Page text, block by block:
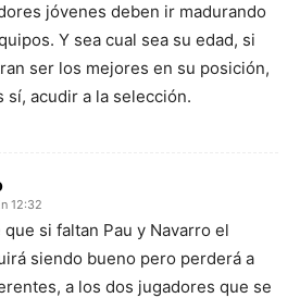
jóvenes deben ir madurando
Y sea cual sea su edad, si
ser los mejores en su posición,
sí, acudir a la selección.
12:32
que si faltan Pau y Navarro el
siendo bueno pero perderá a
a los dos jugadores que se